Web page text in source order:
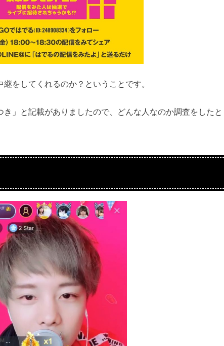
をしてくれるのか？ということです。
」と記載がありましたので、どんな人なのか調査をしたと